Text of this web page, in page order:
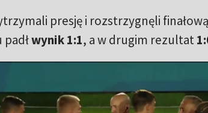
presję i rozstrzygnęli
wynik 1:1, a w drugim rezultat